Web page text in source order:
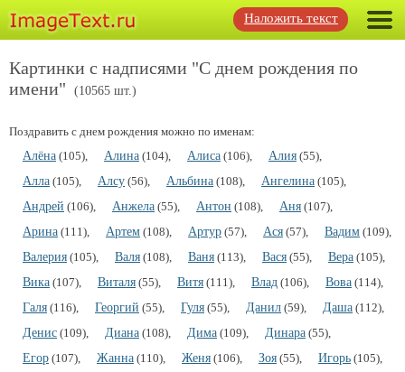
Наложить текст
Картинки с надписями "С днем рождения по
имени"
(10565 шт.)
Поздравить с днем рождения можно по именам:
Алёна (105), Алина (104), Алиса (106), Алия (55),
Алла (105), Алсу (56), Альбина (108), Ангелина (105),
Андрей (106), Анжела (55), Антон (108), Аня (107),
Арина (111), Артем (108), Артур (57), Ася (57), Вадим (109),
Валерия (105), Валя (108), Ваня (113), Вася (55), Вера (105),
Вика (107), Виталя (55), Витя (111), Влад (106), Вова (114),
Галя (116), Георгий (55), Гуля (55), Данил (59), Даша (112),
Денис (109), Диана (108), Дима (109), Динара (55),
Егор (107), Жанна (110), Женя (106), Зоя (55), Игорь (105),